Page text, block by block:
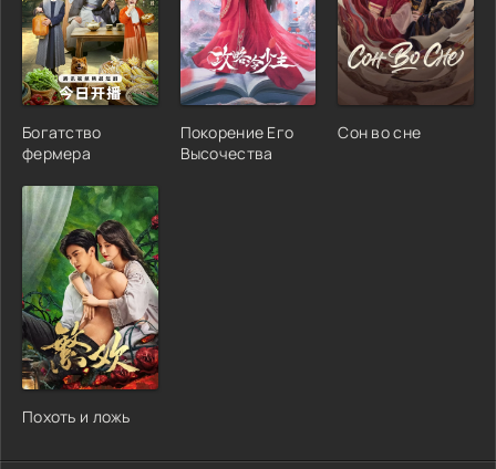
Богатство
фермера
Покорение Его
Высочества
Сон во сне
Похоть и ложь